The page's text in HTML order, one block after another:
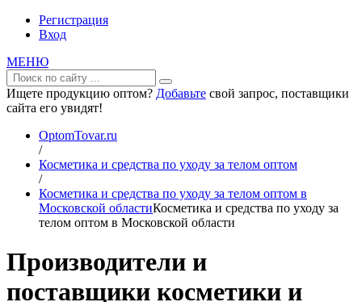
Регистрация
Вход
МЕНЮ
Ищете продукцию оптом? Добавьте свой запрос, поставщики
сайта его увидят!
OptomTovar.ru
/
Косметика и средства по уходу за телом оптом
/
Косметика и средства по уходу за телом оптом в
Московской областиКосметика и средства по уходу за
телом оптом в Московской области
Производители и
поставщики косметики и